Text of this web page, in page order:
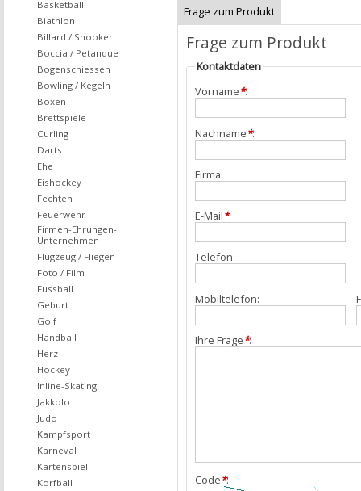
Frage zum Produkt
Frage zum Produkt
Kontaktdaten
Vorname*:
Nachname*:
Firma:
E-Mail*:
Telefon:
Mobiltelefon:
Ihre Frage*:
Code*:
Basketball
Biathlon
Billard / Snooker
Boccia / Petanque
Bogenschiessen
Bowling / Kegeln
Boxen
Brettspiele
Curling
Darts
Ehe
Eishockey
Fechten
Feuerwehr
Firmen-Ehrungen-
Unternehmen
Flugzeug / Fliegen
Foto / Film
Fussball
Geburt
Golf
Handball
Herz
Hockey
Inline-Skating
Jakkolo
Judo
Kampfsport
Karneval
Kartenspiel
Korfball